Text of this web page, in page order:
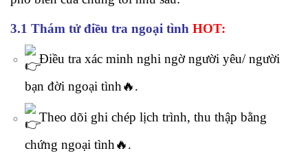
3.1 Thám tử điều tra ngoại tình HOT:
Điều tra xác minh nghi ngờ người yêu/ người
bạn đời ngoại tình🔥.
Theo dõi ghi chép lịch trình, thu thập bằng
chứng ngoại tình🔥.